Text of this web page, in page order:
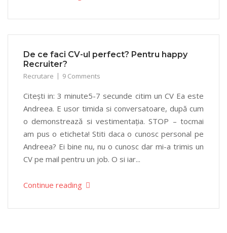
De ce faci CV-ul perfect? Pentru happy
Recruiter?
Recrutare 9 Comments
Citești in: 3 minute5-7 secunde citim un CV Ea este
Andreea. E usor timida si conversatoare, după cum
o demonstrează si vestimentația. STOP – tocmai
am pus o eticheta! Stiti daca o cunosc personal pe
Andreea? Ei bine nu, nu o cunosc dar mi-a trimis un
CV pe mail pentru un job. O si iar...
Continue reading